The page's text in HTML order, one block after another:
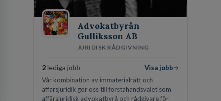
Advokatbyrån
Gulliksson AB
JURIDISK RÅDGIVNING
2lediga jobb
Visa jobb
Vår kombination av immaterialrätt och
affärsjuridik gör oss till förstahandsvalet som
affärsjuridisk advokatbyrå och rådgivare för